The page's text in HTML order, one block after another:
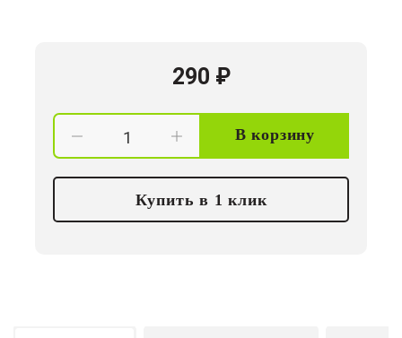
290 ₽
В корзину
Купить в 1 клик